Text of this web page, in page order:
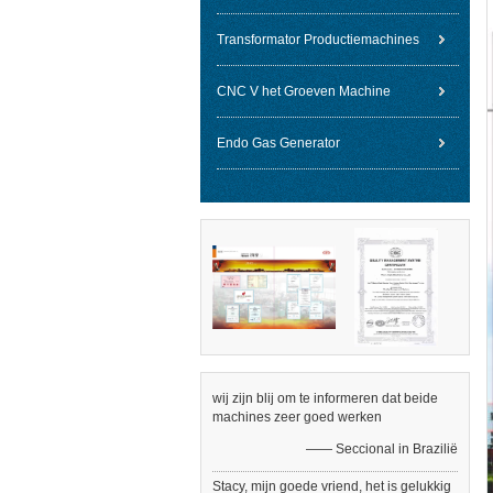
Transformator Productiemachines
CNC V het Groeven Machine
Endo Gas Generator
wij zijn blij om te informeren dat beide
machines zeer goed werken
—— Seccional in Brazilië
Stacy, mijn goede vriend, het is gelukkig